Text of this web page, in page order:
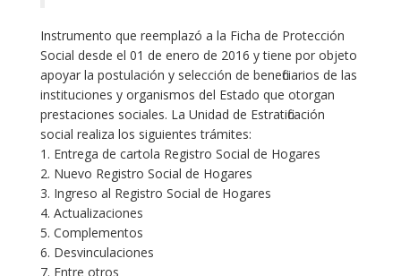
Instrumento que reemplazó a la Ficha de Protección
Social desde el 01 de enero de 2016 y tiene por objeto
apoyar la postulación y selección de beneficiarios de las
instituciones y organismos del Estado que otorgan
prestaciones sociales. La Unidad de Estratificación
social realiza los siguientes trámites:
1. Entrega de cartola Registro Social de Hogares
2. Nuevo Registro Social de Hogares
3. Ingreso al Registro Social de Hogares
4. Actualizaciones
5. Complementos
6. Desvinculaciones
7. Entre otros